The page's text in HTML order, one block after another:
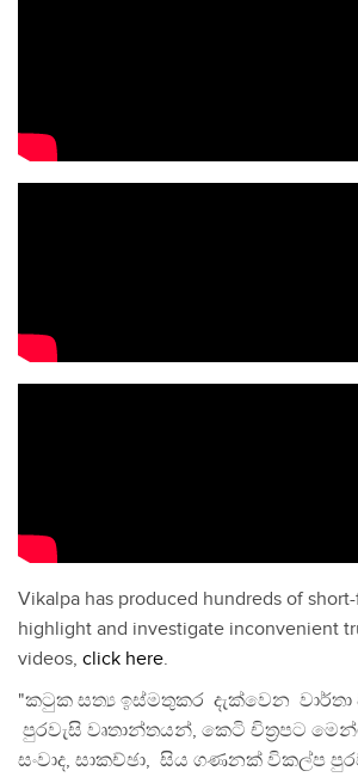
Vikalpa has produced hundreds of
highlight and investigate inconvenient
videos, click here.
"කටුක සත්‍ය ඉස්මතුකර දැක්වෙන
පුරවැසි වෘතාන්තයන්, කෙටි චිත්‍රපට
සංවාද, සාකච්ඡා, සිය ගණනක් විකල්ප